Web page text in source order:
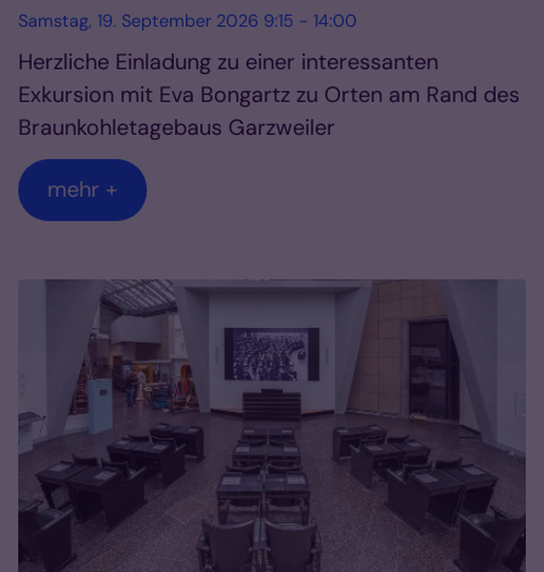
Samstag, 19. September 2026 9:15 - 14:00
Herzliche Einladung zu einer interessanten
Exkursion mit Eva Bongartz zu Orten am Rand des
Braunkohletagebaus Garzweiler
mehr +